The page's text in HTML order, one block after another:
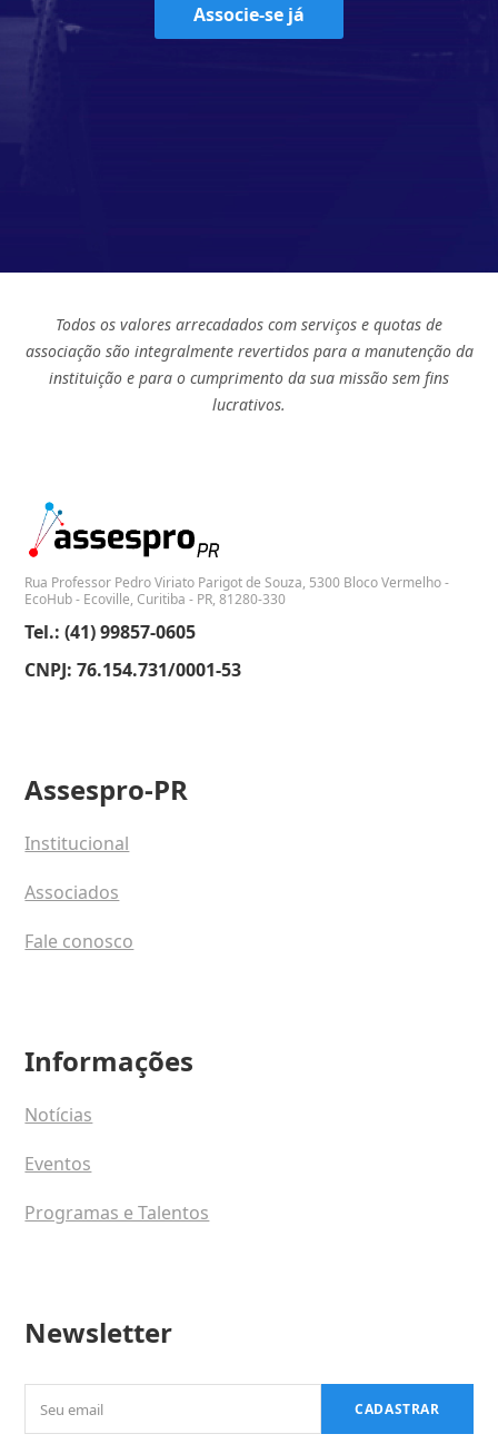
Associe-se já
Todos os valores arrecadados com serviços e quotas de
associação são integralmente revertidos para a manutenção da
instituição e para o cumprimento da sua missão sem fins
lucrativos.
Rua Professor Pedro Viriato Parigot de Souza, 5300 Bloco Vermelho -
EcoHub - Ecoville, Curitiba - PR, 81280-330
Tel.: (41) 99857-0605
CNPJ: 76.154.731/0001-53
Assespro-PR
Institucional
Associados
Fale conosco
Informações
Notícias
Eventos
Programas e Talentos
Newsletter
email
CADASTRAR